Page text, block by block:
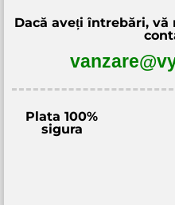
Dacă aveți întrebări,
Plata 100%
sigura